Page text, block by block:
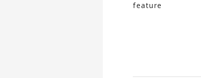
feature